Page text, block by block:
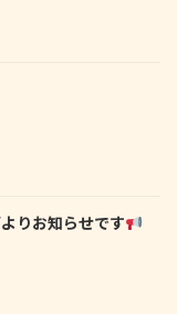
りお知らせです